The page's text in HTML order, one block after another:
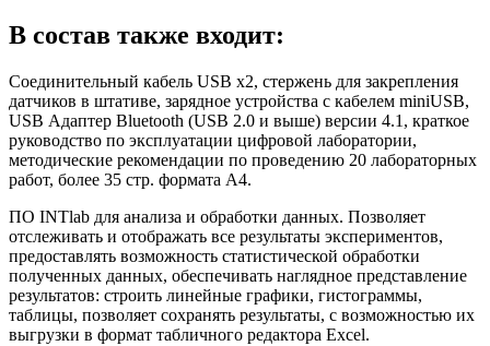
В состав также входит:
Соединительный кабель USB х2, стержень для закрепления
датчиков в штативе, зарядное устройства с кабелем miniUSB,
USB Адаптер Bluetooth (USB 2.0 и выше) версии 4.1, краткое
руководство по эксплуатации цифровой лаборатории,
методические рекомендации по проведению 20 лабораторных
работ, более 35 стр. формата А4.
ПО INTlab для анализа и обработки данных. Позволяет
отслеживать и отображать все результаты экспериментов,
предоставлять возможность статистической обработки
полученных данных, обеспечивать наглядное представление
результатов: строить линейные графики, гистограммы,
таблицы, позволяет сохранять результаты, с возможностью их
выгрузки в формат табличного редактора Excel.